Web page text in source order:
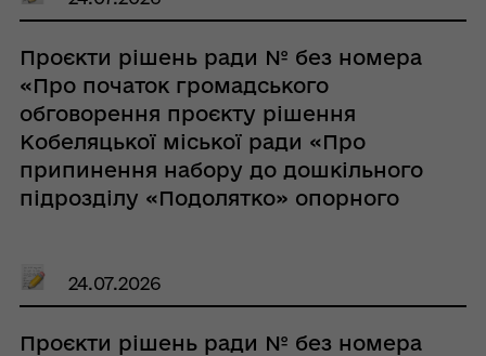
Проєкти рішень ради № без номера
«Про початок громадського
обговорення проєкту рішення
Кобеляцької міської ради «Про
припинення набору до дошкільного
підрозділу «Подолятко» опорного
Полтавської області»»
24.07.2026
Проєкти рішень ради № без номера